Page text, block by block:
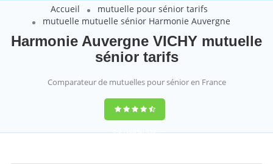
Accueil
mutuelle pour sénior tarifs
mutuelle mutuelle sénior Harmonie Auvergne
Harmonie Auvergne VICHY mutuelle
sénior tarifs
Comparateur de mutuelles pour sénior en France
9,2(100%)452